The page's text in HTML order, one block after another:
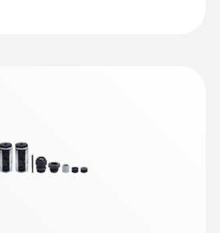
asupra respirației, pielii